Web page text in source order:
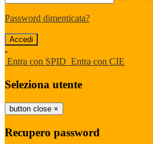
Password dimenticata?
-
Entra con SPID Entra con CIE
Seleziona utente
button close ×
Recupero password